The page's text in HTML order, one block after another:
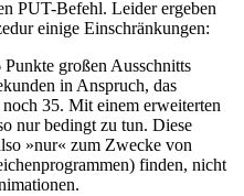
PUT-Befehl. Leider ergeben
einige Einschränkungen:
großen Ausschnitts
in Anspruch, das
35. Mit einem erweiterten
nur bedingt zu tun. Diese
»nur« zum Zwecke von
finden, nicht